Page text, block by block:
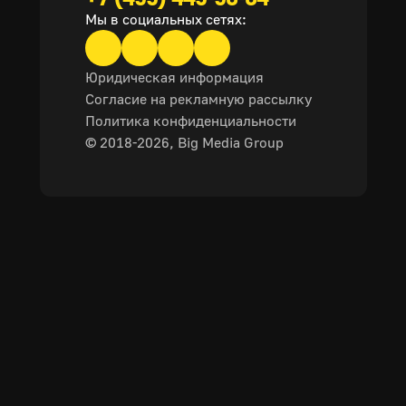
Мы в социальных сетях:
Юридическая информация
Согласие на рекламную рассылку
Политика конфиденциальности
© 2018-2026, Big Media Group